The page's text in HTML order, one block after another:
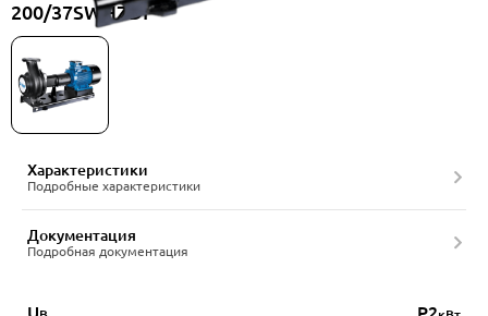
200/37SWHZDI
Характеристики
Подробные характеристики
Документация
Подробная документация